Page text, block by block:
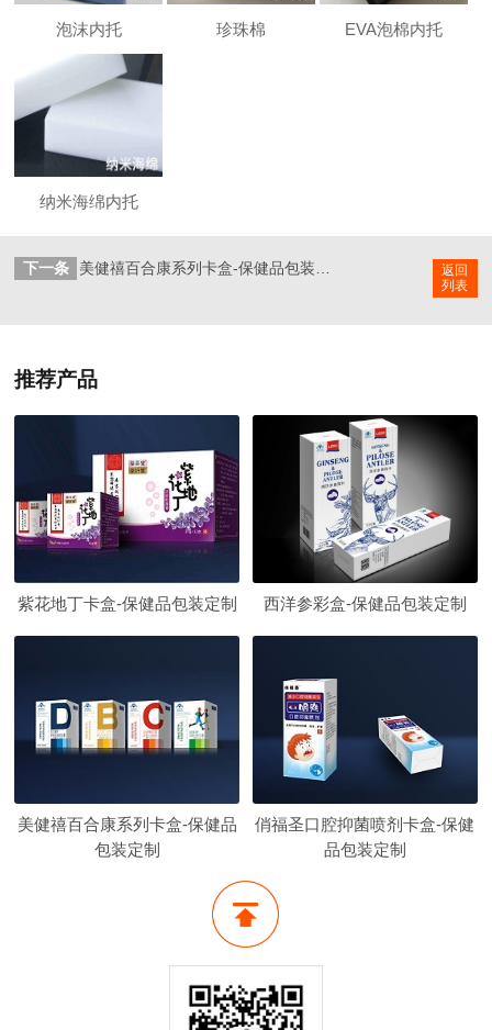
泡沫内托 珍珠棉 EVA泡棉内托
纳米海绵内托
返回
列表
下一条
推荐产品
紫花地丁卡盒-保健品包装定制 西洋参彩盒-保健品包装定制
美健禧百合康系列卡盒-保健品
包装定制
俏福圣口腔抑菌喷剂卡盒-保健
品包装定制